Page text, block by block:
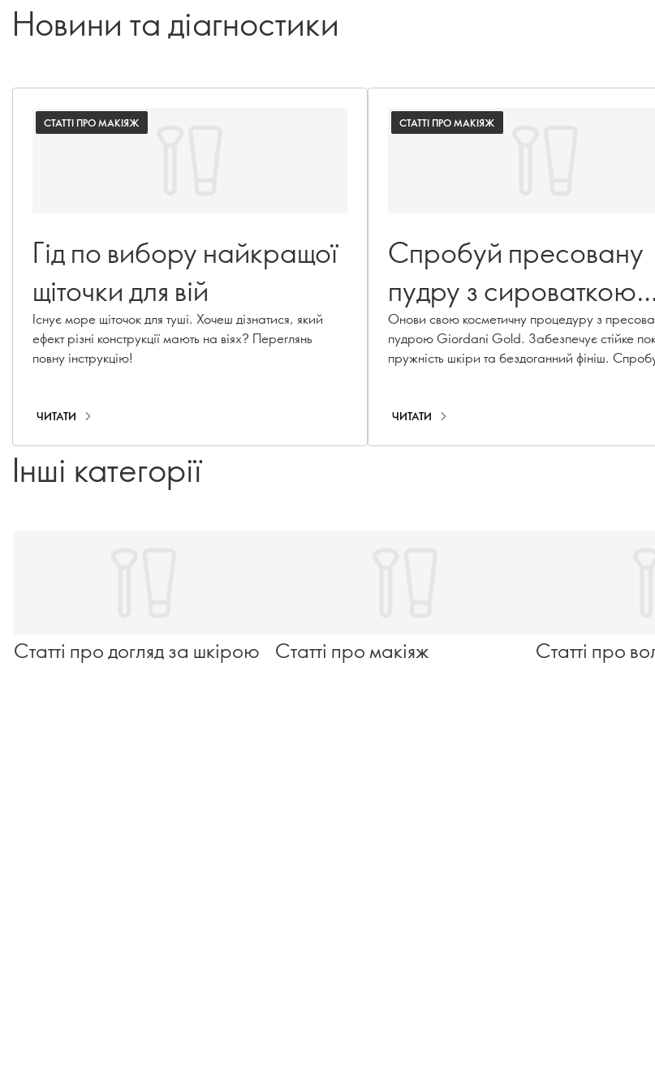
Новини та діагностики
СТАТТІ ПРО МАКІЯЖ
Гід по вибору найкращої
щіточки для вій
Існує море щіточок для туші. Хочеш дізнатися, який
ефект різні конструкції мають на віях? Переглянь
повну інструкцію!
ЧИТАТИ
СТАТТІ ПРО МАКІЯЖ
Спробуй пресовану
пудру з сироваткою
Giordani Gold
Онови свою косметичну процедуру з
пудрою Giordani Gold. Забезпечує стійке
пружність шкіри та бездоганний фініш.
ЧИТАТИ
Інші категорії
Статті про догляд за шкірою Статті про макіяж Статті про